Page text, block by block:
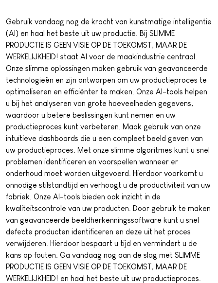
Gebruik vandaag nog de kracht van kunstmatige intelligentie
(AI) en haal het beste uit uw productie. Bij SLIMME
PRODUCTIE IS GEEN VISIE OP DE TOEKOMST, MAAR DE
WERKELIJKHEID! staat AI voor de maakindustrie centraal.
Onze slimme oplossingen maken gebruik van geavanceerde
technologieën en zijn ontworpen om uw productieproces te
optimaliseren en efficiënter te maken. Onze AI-tools helpen
u bij het analyseren van grote hoeveelheden gegevens,
waardoor u betere beslissingen kunt nemen en uw
productieproces kunt verbeteren. Maak gebruik van onze
intuïtieve dashboards die u een compleet beeld geven van
uw productieproces. Met onze slimme algoritmes kunt u snel
problemen identificeren en voorspellen wanneer er
onderhoud moet worden uitgevoerd. Hierdoor voorkomt u
onnodige stilstandtijd en verhoogt u de productiviteit van uw
fabriek. Onze AI-tools bieden ook inzicht in de
kwaliteitscontrole van uw producten. Door gebruik te maken
van geavanceerde beeldherkenningssoftware kunt u snel
defecte producten identificeren en deze uit het proces
verwijderen. Hierdoor bespaart u tijd en vermindert u de
kans op fouten. Ga vandaag nog aan de slag met SLIMME
PRODUCTIE IS GEEN VISIE OP DE TOEKOMST, MAAR DE
WERKELIJKHEID! en haal het beste uit uw productieproces.